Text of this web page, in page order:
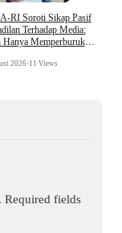
RI Soroti Sikap Pasif
Terhadap Media:
Memperburuk
2026•11 Views
Required fields